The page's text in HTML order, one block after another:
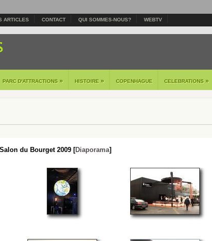
ARTICLES CONTACT QUI SOMMES-NOUS? WEBTV
PARC D'ATTRACTIONS » HISTOIRE » COPENHAGUE CELEBRATIONS »
du Bourget 2009 [Diaporama]